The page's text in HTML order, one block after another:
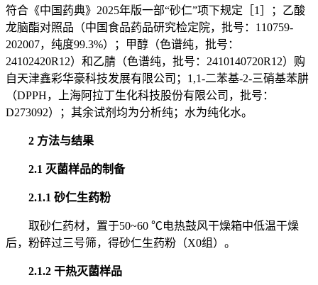
符合《中国药典》2025年版一部“砂仁”项下规定［1］；乙酸
龙脑酯对照品（中国食品药品研究检定院，批号：110759-
202007，纯度99.3%）；甲醇（色谱纯，批号：
24102420R12）和乙腈（色谱纯，批号：2410140720R12）购
自天津鑫彩华豪科技发展有限公司；1,1-二苯基-2-三硝基苯肼
（DPPH，上海阿拉丁生化科技股份有限公司，批号：
D273092）；其余试剂均为分析纯；水为纯化水。
2 方法与结果
2.1 灭菌样品的制备
2.1.1 砂仁生药粉
取砂仁药材，置于50~60 ℃电热鼓风干燥箱中低温干燥
后，粉碎过三号筛，得砂仁生药粉（X0组）。
2.1.2 干热灭菌样品